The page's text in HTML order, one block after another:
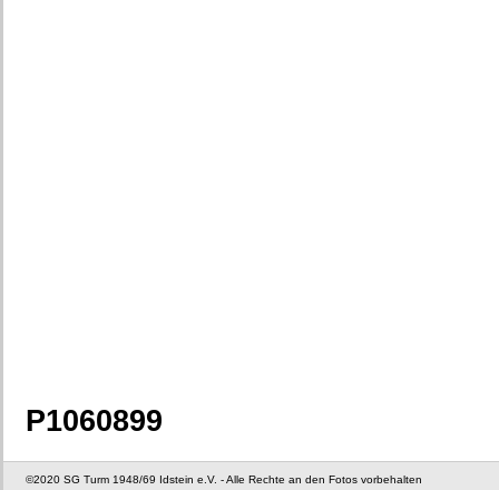
P1060899
©2020 SG Turm 1948/69 Idstein e.V. - Alle Rechte an den Fotos vorbehalten